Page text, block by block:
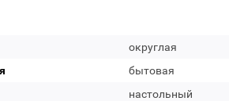
округлая
бытовая
настольный